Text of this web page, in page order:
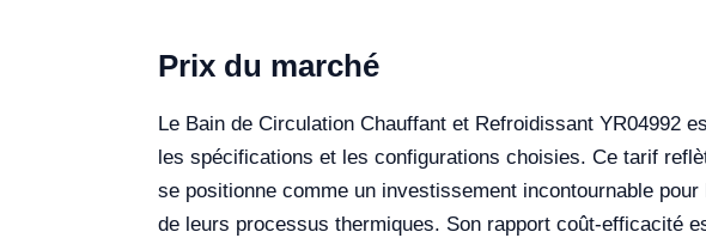
Prix du marché
Le Bain de Circulation Chauffant et Refroidissant YR04992
les spécifications et les configurations choisies. Ce tarif
se positionne comme un investissement incontournable
de leurs processus thermiques. Son rapport coût-efficacité